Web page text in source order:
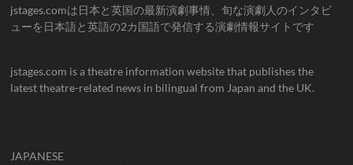
jstages.comは日本と英国の最新演劇事情、旬な演劇人のインタビ
ューを日本語と英語の2カ国語で発信する演劇情報サイトです
jstages.com is a theatre information website that publishes the
latest theatre-related news in bilingual from Japan and the UK.
JAPANESE